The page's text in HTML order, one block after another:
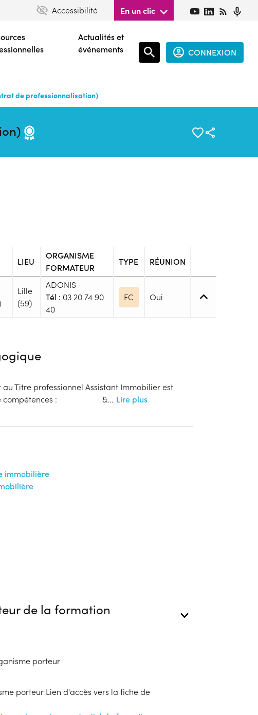
Accessibilité En un clic
Actualités et
événements
CONNEXION
de professionnalisation)
LIEU
ORGANISME
FORMATEUR
TYPE RÉUNION
Lille
(59)
ADONIS
Tél : 03 20 74 90
40
FC Oui
diplôme de niveau 4 : Bac, Brevet Technicien ou Brevet
public
connaitre les modalités de dépôts de dossier
Titre professionnel Assistant Immobilier est
de compétences : &... Lire plus
immobilière
de la formation
porteur
porteur Lien d'accès vers la fiche de